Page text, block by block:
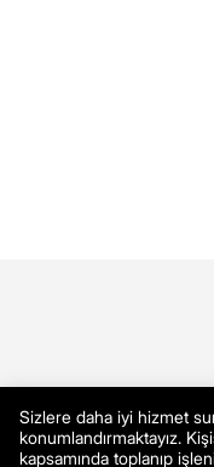
Sizlere daha iyi hizmet
konumlandırmaktayız.
kapsamında toplanıp